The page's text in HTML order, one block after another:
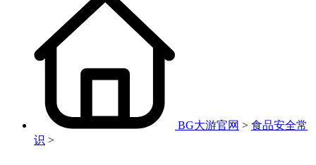
BG大游官网 > 食品安全常
识 >